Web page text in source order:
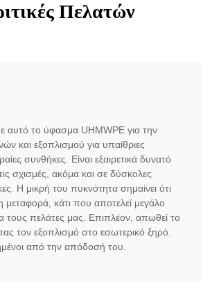
Πελατών
αυτό το ύφασμα UHMWPE για την
και εξοπλισμού για υπαίθριες
συνθήκες. Είναι εξαιρετικά δυνατό
σχισμές, ακόμα και σε δύσκολες
Η μικρή του πυκνότητα σημαίνει ότι
μεταφορά, κάτι που αποτελεί μεγάλο
τους πελάτες μας. Επιπλέον, απωθεί το
τον εξοπλισμό στο εσωτερικό ξηρό.
από την απόδοσή του.